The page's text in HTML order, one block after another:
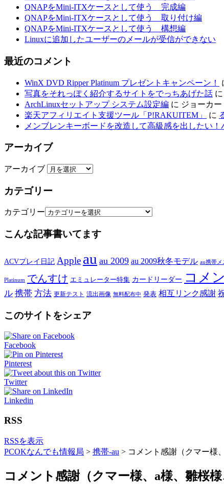
QNAPをMini-ITXケースとして使う 完成編
QNAPをMini-ITXケースとして使う 取り付け編
QNAPをMini-ITXケースとして使う 構想編
Linuxに追加したユーザーのメールが受信ができない
最近のコメント
WinX DVD Ripper Platinum プレゼントキャンペーン！
写真をそれっぽく紹介するサイトをでっちあげた話 に
ArchLinuxセットアップ システム設定編 に ジョーカー
楽天アフィリエイト支援ツール「P!RAKUITEM」
に
メンブレンキーボードを改造して高級感を出したい！
アーカイブ
アーカイブ
カテゴリー
カテゴリー
こんな記事書いてます
ACVプレイ日記 Apple au au 2009 au 2009秋冬モデル au携帯メ
Platinum でんすけ エミュレーター特集 カードリーダー コメ
ル 携帯 方法 更新テスト 流出画像 無料配布中 発表 相互リンク感謝
このサイトをシェア
Facebook
Pinterest
Twitter
Linkedin
RSS
RSSを表示
PCOKなんでも情報局 > 携帯-au > コメント感謝（クマー様
コメント感謝（クマー様、a様、雛桜様